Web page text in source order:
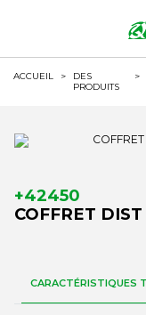
ACCUEIL >
DES
PRODUITS
>
+42450
COFFRET
CARACTÉRISTIQUES